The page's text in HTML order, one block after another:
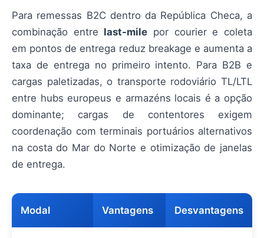
Para remessas B2C dentro da República Checa, a
combinação entre last-mile por courier e coleta
em pontos de entrega reduz breakage e aumenta a
taxa de entrega no primeiro intento. Para B2B e
cargas paletizadas, o transporte rodoviário TL/LTL
entre hubs europeus e armazéns locais é a opção
dominante; cargas de contentores exigem
coordenação com terminais portuários alternativos
na costa do Mar do Norte e otimização de janelas
de entrega.
Modal Vantagens Desvantagens